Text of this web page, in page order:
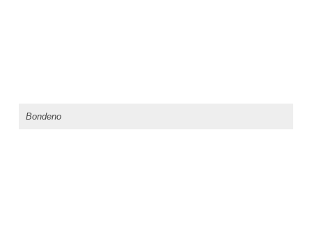
Bondeno